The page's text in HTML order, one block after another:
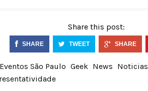
Share this post:
SHARE TWEET SHARE
Eventos São Paulo Geek News Noticias